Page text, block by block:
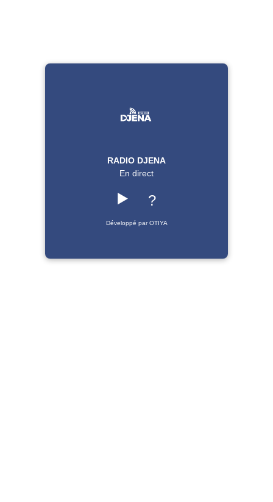
RADIO DJENA
En direct
▶️ ?
Développé par OTIYA